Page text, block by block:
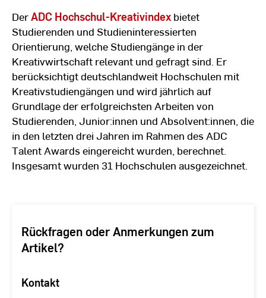
DerADC Hochschul-Kreativindex bietet
Studierenden und Studieninteressierten
Orientierung, welche Studiengänge in der
Kreativwirtschaft relevant und gefragt sind. Er
berücksichtigt deutschlandweit Hochschulen mit
Kreativstudiengängen und wird jährlich auf
Grundlage der erfolgreichsten Arbeiten von
Studierenden, Junior:innen und Absolvent:innen, die
in den letzten drei Jahren im Rahmen des ADC
Talent Awards eingereicht wurden, berechnet.
Insgesamt wurden 31 Hochschulen ausgezeichnet.
Rückfragen oder Anmerkungen zum
Artikel?
Kontakt